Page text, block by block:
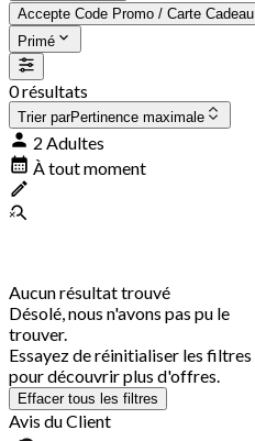
Accepte Code Promo / Carte Cadeau
Primé
0 résultats
Trier parPertinence maximale
2 Adultes
À tout moment
Aucun résultat trouvé
Désolé, nous n'avons pas pu le
trouver.
Essayez de réinitialiser les filtres
pour découvrir plus d'offres.
Effacer tous les filtres
Avis du Client